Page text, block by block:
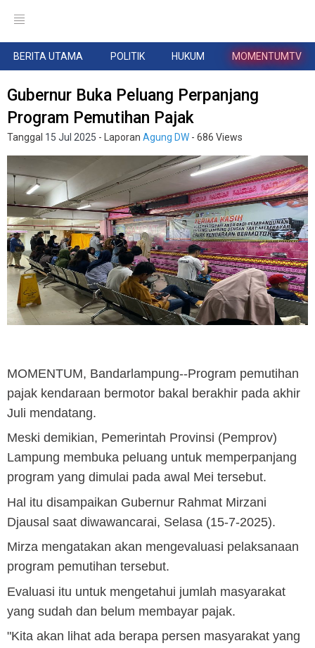
BERITA UTAMA POLITIK HUKUM MOMENTUMTV
Gubernur Buka Peluang Perpanjang
Program Pemutihan Pajak
Tanggal 15 Jul 2025 - Laporan Agung DW - 686 Views
MOMENTUM, Bandarlampung--Program pemutihan
pajak kendaraan bermotor bakal berakhir pada akhir
Juli mendatang.
Meski demikian, Pemerintah Provinsi (Pemprov)
Lampung membuka peluang untuk memperpanjang
program yang dimulai pada awal Mei tersebut.
Hal itu disampaikan Gubernur Rahmat Mirzani
Djausal saat diwawancarai, Selasa (15-7-2025).
Mirza mengatakan akan mengevaluasi pelaksanaan
program pemutihan tersebut.
Evaluasi itu untuk mengetahui jumlah masyarakat
yang sudah dan belum membayar pajak.
"Kita akan lihat ada berapa persen masyarakat yang